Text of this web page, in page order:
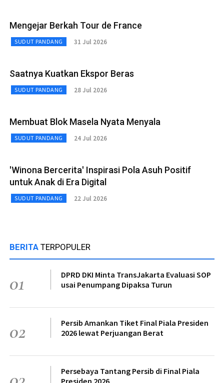
Mengejar Berkah Tour de France
SUDUT PANDANG 31 Jul 2026
Saatnya Kuatkan Ekspor Beras
SUDUT PANDANG 28 Jul 2026
Membuat Blok Masela Nyata Menyala
SUDUT PANDANG 24 Jul 2026
'Winona Bercerita' Inspirasi Pola Asuh Positif
untuk Anak di Era Digital
SUDUT PANDANG 22 Jul 2026
BERITA TERPOPULER
01
DPRD DKI Minta TransJakarta Evaluasi SOP
usai Penumpang Dipaksa Turun
02
Persib Amankan Tiket Final Piala Presiden
2026 lewat Perjuangan Berat
Persebaya Tantang Persib di Final Piala